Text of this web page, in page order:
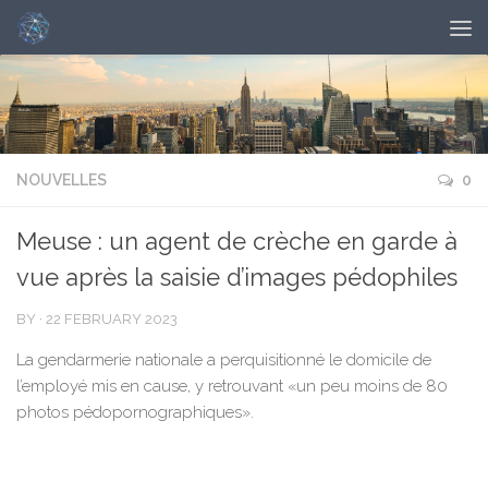
NOUVELLES 0
Meuse : un agent de crèche en garde à
vue après la saisie d’images pédophiles
BY · 22 FEBRUARY 2023
La gendarmerie nationale a perquisitionné le domicile de
l’employé mis en cause, y retrouvant «un peu moins de 80
photos pédopornographiques».